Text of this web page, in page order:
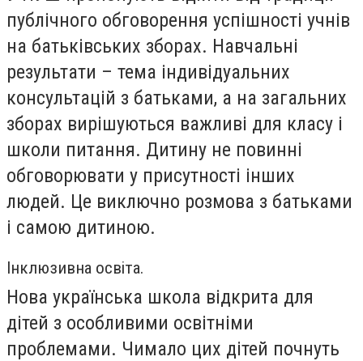
публічного обговорення успішності учнів
на батьківських зборах. Навчальні
результати – тема індивідуальних
консультацій з батьками, а на загальних
зборах вирішуються важливі для класу і
школи питання. Дитину не повинні
обговорювати у присутності інших
людей. Це виключно розмова з батьками
і самою дитиною.
Інклюзивна освіта.
Нова українська школа відкрита для
дітей з особливими освітніми
проблемами. Чимало цих дітей почнуть